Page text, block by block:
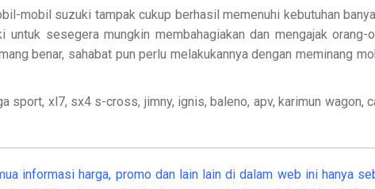
mobil suzuki tampak cukup berhasil memenuhi kebutuhan
sesegera mungkin membahagiakan dan mengajak orang-
benar, sahabat pun perlu melakukannya dengan meminang
xl7, sx4 s-cross, jimny, ignis, baleno, apv, karimun wagon,
informasi harga, promo dan lain lain di dalam web ini hanya